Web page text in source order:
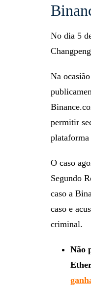
No dia 5
Na
permitir
O caso
Segundo
caso a
caso e
criminal.
Não